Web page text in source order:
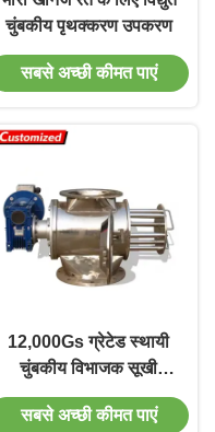
चुंबकीय पृथक्करण उपकरण
सबसे अच्छी कीमत पाएं
12,000Gs ग्रेटेड स्थायी
चुंबकीय विभाजक सूखी
चुंबकीय विभाजक पृथक्करण,
विश्वसनीयता तीव्र चुंबकीय
सबसे अच्छी कीमत पाएं